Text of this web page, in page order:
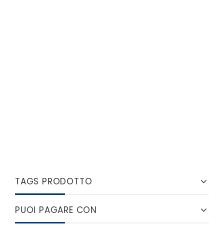
TAGS PRODOTTO
PUOI PAGARE CON